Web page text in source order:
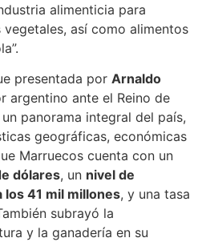
alimenticia para
así como alimentos
presentada por Arnaldo
argentino ante el Reino de
panorama integral del país,
geográficas, económicas
Marruecos cuenta con un
dólares, un nivel de
41 mil millones, y una tasa
subrayó la
y la ganadería en su